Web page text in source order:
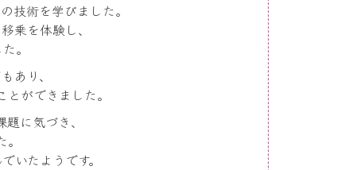
技術を学びました。
乗を体験し、
。
あり、
ができました。
に気づき、
いたようです。